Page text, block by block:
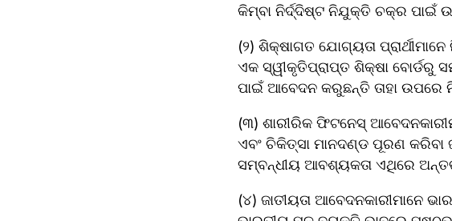
କିମ୍ବା ନିର୍ଦ୍ଦିଷ୍ଟ ନିଯୁକ୍ତି ଚକ୍ର ପାଇଁ
(୨) ଶିକ୍ଷାଗତ ଯୋଗ୍ୟତା
ଏକ ସ୍ୱୀକୃତିପ୍ରାପ୍ତ ଶିକ୍ଷା ବୋର୍ଡରୁ
ପାଇଁ ଆବେଦନ କରୁଛନ୍ତି ତାହା ଉପରେ
(୩) ଶାରୀରିକ ଫିଟନେସ୍
ଏବଂ ଚିକିତ୍ସା ମାନଦଣ୍ଡ ପୂରଣ କରିବା
ସମ୍ବନ୍ଧୀୟ ଆବଶ୍ୟକତା ଏଥିରେ
(୪) ଜାତୀୟତା ଆବେଦନକାରୀମାନେ